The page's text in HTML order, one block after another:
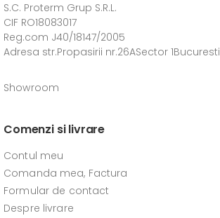
S.C. Proterm Grup S.R.L.
CIF RO18083017
Reg.com J40/18147/2005
Adresa str.Propasirii nr.26ASector 1Bucuresti
Showroom
Comenzi si livrare
Contul meu
Comanda mea, Factura
Formular de contact
Despre livrare